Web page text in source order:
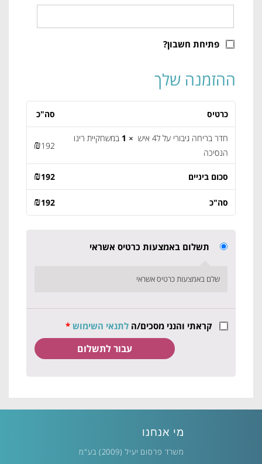
פתיחת חשבון?
ההזמנה שלך
כרטיס סה"כ
חדר בריחה גיבורי על ל4 איש × 1
במשחקיית רינו
הנסיכה
₪192
סכום ביניים ₪192
סה"כ ₪192
תשלום באמצעות כרטיס אשראי
שלם באמצעות כרטיס אשראי
קראתי והנני מסכים/ה לתנאי השימוש *
מי אנחנו
משרד פרסום יעיל (2009) בע"מ